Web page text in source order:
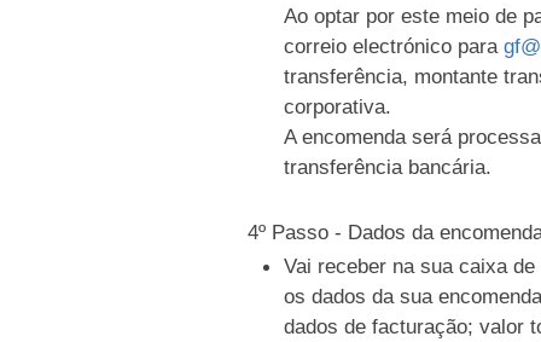
Ao optar por este meio de
correio electrónico para
transferência, montante
corporativa.
A encomenda será
transferência bancária.
4º Passo - Dados da
Vai receber na sua caixa
os dados da sua
dados de facturação; valor